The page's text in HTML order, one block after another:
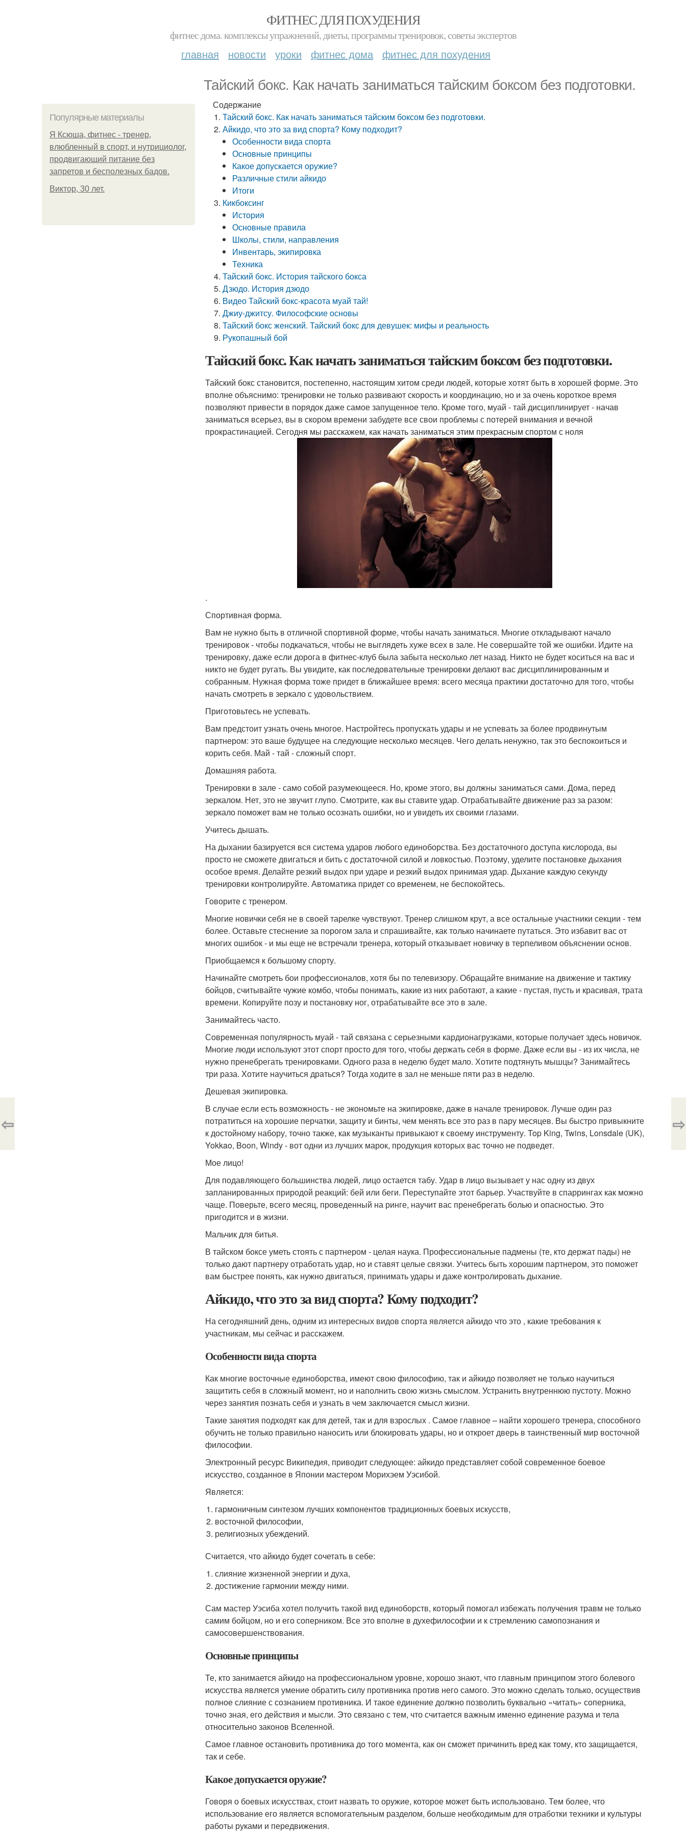
ФИТНЕС ДЛЯ ПОХУДЕНИЯ
фитнес дома. комплексы упражнений, диеты, программы тренировок, советы экспертов
главная новости уроки фитнес дома фитнес для похудения
Тайский бокс. Как начать заниматься тайским боксом без подготовки.
Популярные материалы
Я Ксюша, фитнес - тренер,
влюбленный в спорт, и нутрициолог,
продвигающий питание без
запретов и бесполезных бадов.
Виктор, 30 лет.
Содержание
Тайский бокс. Как начать заниматься тайским боксом без подготовки.
Айкидо, что это за вид спорта? Кому подходит?
Особенности вида спорта
Основные принципы
Какое допускается оружие?
Различные стили айкидо
Итоги
Кикбоксинг
История
Основные правила
Школы, стили, направления
Инвентарь, экипировка
Техника
Тайский бокс. История тайского бокса
Дзюдо. История дзюдо
Видео Тайский бокс-красота муай тай!
Джиу-джитсу. Философские основы
Тайский бокс женский. Тайский бокс для девушек: мифы и реальность
Рукопашный бой
Тайский бокс. Как начать заниматься тайским боксом без подготовки.
Тайский бокс становится, постепенно, настоящим хитом среди людей, которые хотят быть в хорошей форме. Это
вполне объяснимо: тренировки не только развивают скорость и координацию, но и за очень короткое время
позволяют привести в порядок даже самое запущенное тело. Кроме того, муай - тай дисциплинирует - начав
заниматься всерьез, вы в скором времени забудете все свои проблемы с потерей внимания и вечной
прокрастинацией. Сегодня мы расскажем, как начать заниматься этим прекрасным спортом с ноля
.
Спортивная форма.
Вам не нужно быть в отличной спортивной форме, чтобы начать заниматься. Многие откладывают начало
тренировок - чтобы подкачаться, чтобы не выглядеть хуже всех в зале. Не совершайте той же ошибки. Идите на
тренировку, даже если дорога в фитнес-клуб была забыта несколько лет назад. Никто не будет коситься на вас и
никто не будет ругать. Вы увидите, как последовательные тренировки делают вас дисциплинированным и
собранным. Нужная форма тоже придет в ближайшее время: всего месяца практики достаточно для того, чтобы
начать смотреть в зеркало с удовольствием.
Приготовьтесь не успевать.
Вам предстоит узнать очень многое. Настройтесь пропускать удары и не успевать за более продвинутым
партнером: это ваше будущее на следующие несколько месяцев. Чего делать ненужно, так это беспокоиться и
корить себя. Май - тай - сложный спорт.
Домашняя работа.
Тренировки в зале - само собой разумеющееся. Но, кроме этого, вы должны заниматься сами. Дома, перед
зеркалом. Нет, это не звучит глупо. Смотрите, как вы ставите удар. Отрабатывайте движение раз за разом:
зеркало поможет вам не только осознать ошибки, но и увидеть их своими глазами.
Учитесь дышать.
На дыхании базируется вся система ударов любого единоборства. Без достаточного доступа кислорода, вы
просто не сможете двигаться и бить с достаточной силой и ловкостью. Поэтому, уделите постановке дыхания
особое время. Делайте резкий выдох при ударе и резкий выдох принимая удар. Дыхание каждую секунду
тренировки контролируйте. Автоматика придет со временем, не беспокойтесь.
Говорите с тренером.
Многие новички себя не в своей тарелке чувствуют. Тренер слишком крут, а все остальные участники секции - тем
более. Оставьте стеснение за порогом зала и спрашивайте, как только начинаете путаться. Это избавит вас от
многих ошибок - и мы еще не встречали тренера, который отказывает новичку в терпеливом объяснении основ.
Приобщаемся к большому спорту.
Начинайте смотреть бои профессионалов, хотя бы по телевизору. Обращайте внимание на движение и тактику
бойцов, считывайте чужие комбо, чтобы понимать, какие из них работают, а какие - пустая, пусть и красивая, трата
времени. Копируйте позу и постановку ног, отрабатывайте все это в зале.
Занимайтесь часто.
Современная популярность муай - тай связана с серьезными кардионагрузками, которые получает здесь новичок.
Многие люди используют этот спорт просто для того, чтобы держать себя в форме. Даже если вы - из их числа, не
нужно пренебрегать тренировками. Одного раза в неделю будет мало. Хотите подтянуть мышцы? Занимайтесь
три раза. Хотите научиться драться? Тогда ходите в зал не меньше пяти раз в неделю.
Дешевая экипировка.
В случае если есть возможность - не экономьте на экипировке, даже в начале тренировок. Лучше один раз
потратиться на хорошие перчатки, защиту и бинты, чем менять все это раз в пару месяцев. Вы быстро привыкните
к достойному набору, точно также, как музыканты привыкают к своему инструменту. Top King, Twins, Lonsdale (UK),
Yokkao, Boon, Windy - вот одни из лучших марок, продукция которых вас точно не подведет.
Мое лицо!
Для подавляющего большинства людей, лицо остается табу. Удар в лицо вызывает у нас одну из двух
запланированных природой реакций: бей или беги. Переступайте этот барьер. Участвуйте в спаррингах как можно
чаще. Поверьте, всего месяц, проведенный на ринге, научит вас пренебрегать болью и опасностью. Это
пригодится и в жизни.
Мальчик для битья.
В тайском боксе уметь стоять с партнером - целая наука. Профессиональные падмены (те, кто держат пады) не
только дают партнеру отработать удар, но и ставят целые связки. Учитесь быть хорошим партнером, это поможет
вам быстрее понять, как нужно двигаться, принимать удары и даже контролировать дыхание.
Айкидо, что это за вид спорта? Кому подходит?
На сегодняшний день, одним из интересных видов спорта является айкидо что это , какие требования к
участникам, мы сейчас и расскажем.
Особенности вида спорта
Как многие восточные единоборства, имеют свою философию, так и айкидо позволяет не только научиться
защитить себя в сложный момент, но и наполнить свою жизнь смыслом. Устранить внутреннюю пустоту. Можно
через занятия познать себя и узнать в чем заключается смысл жизни.
Такие занятия подходят как для детей, так и для взрослых . Самое главное – найти хорошего тренера, способного
обучить не только правильно наносить или блокировать удары, но и откроет дверь в таинственный мир восточной
философии.
Электронный ресурс Википедия, приводит следующее: айкидо представляет собой современное боевое
искусство, созданное в Японии мастером Морихэем Уэсибой.
Является:
гармоничным синтезом лучших компонентов традиционных боевых искусств,
восточной философии,
религиозных убеждений.
Считается, что айкидо будет сочетать в себе:
слияние жизненной энергии и духа,
достижение гармонии между ними.
Сам мастер Уэсиба хотел получить такой вид единоборств, который помогал избежать получения травм не только
самим бойцом, но и его соперником. Все это вполне в духефилософии и к стремлению самопознания и
самосовершенствования.
Основные принципы
Те, кто занимается айкидо на профессиональном уровне, хорошо знают, что главным принципом этого болевого
искусства является умение обратить силу противника против него самого. Это можно сделать только, осуществив
полное слияние с сознанием противника. И такое единение должно позволить буквально «читать» соперника,
точно зная, его действия и мысли. Это связано с тем, что считается важным именно единение разума и тела
относительно законов Вселенной.
Самое главное остановить противника до того момента, как он сможет причинить вред как тому, кто защищается,
так и себе.
Какое допускается оружие?
Говоря о боевых искусствах, стоит назвать то оружие, которое может быть использовано. Тем более, что
использование его является вспомогательным разделом, больше необходимым для отработки техники и культуры
работы руками и передвижения.
⇦ ⇨